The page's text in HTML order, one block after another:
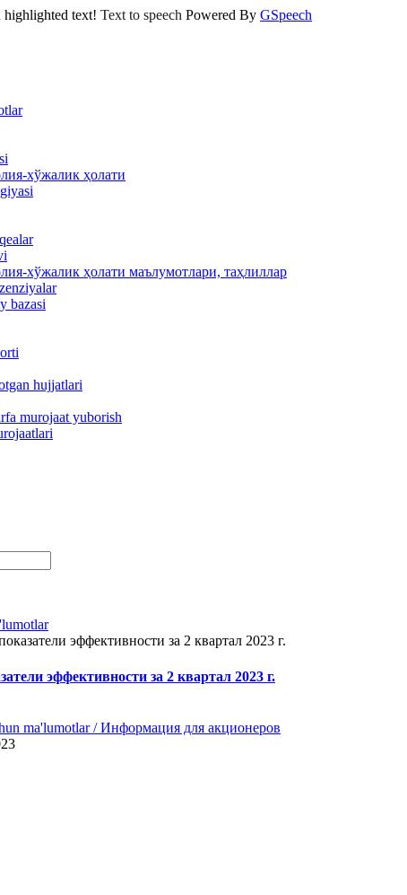
text! Text to speech Powered By GSpeech
хўжалик ҳолати
хўжалик ҳолати маълумотлари, таҳлиллар
bazasi
hujjatlari
murojaat yuborish
эффективности за 2 квартал 2023 г.
эффективности за 2 квартал 2023 г.
ma'lumotlar / Информация для акционеров